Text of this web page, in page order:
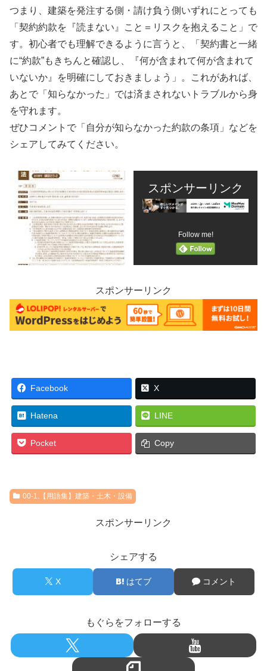
つまり、建築を発注する側・請け負う側いずれにとっても
「契約約款を『読まない』こと＝リスクを抱えること」で
す。初心者でも理解できるように言うと、「契約書と一緒
に“約款”もきちんと確認し、『何が含まれて何が含まれて
いないか』を明確にしておきましょう」。これがあれば、
あとで「知らなかった」では済まされないトラブルから身
を守れます。
ぜひコメントで「自分が知らなかった約款の条項」などを
シェアしてみてください。
スポンサーリンク
Follow me!
スポンサーリンク
Facebook X
Hatena LINE
Pocket Copy
00-1.【用語集】建築・土木・設備
スポンサーリンク
シェアする
X はてブ コメント
もぐらをフォローする